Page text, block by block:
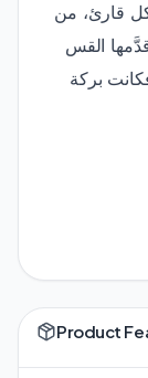
قارئ، من
القس
بركة
Product